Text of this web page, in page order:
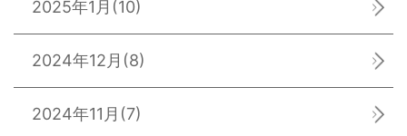
2025年1月 (10)
2024年12月 (8)
2024年11月 (7)